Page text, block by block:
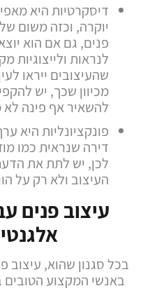
דיסקרטיות היא
יוקרה, וכזה משום
פנים, גם אם הוא
לנראות ולייצוגיות
שהעיצובים ייראו
מכיוון שכך, יש
להשאיר אף פינה
פונקציונליות היא
דירה שנראית כמו
לכן, יש לתת את
העיצוב ולא רק על
עיצוב פנים
בכל סגנון שהוא, עיצוב
באנשי המקצוע הטובים